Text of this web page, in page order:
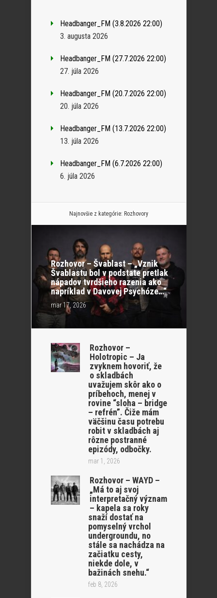
Headbanger_FM (3.8.2026 22:00)
3. augusta 2026
Headbanger_FM (27.7.2026 22:00)
27. júla 2026
Headbanger_FM (20.7.2026 22:00)
20. júla 2026
Headbanger_FM (13.7.2026 22:00)
13. júla 2026
Headbanger_FM (6.7.2026 22:00)
6. júla 2026
Najnovšie z kategórie: Rozhovory
Rozhovor – Švablast – „Vznik
Švablastu bol v podstate pretlak
nápadov tvrdšieho razenia ako
napríklad v Davovej Psychóze…“
mar 17, 2026
Rozhovor –
Holotropic – Ja
zvyknem hovoriť, že
o skladbách
uvažujem skôr ako o
príbehoch, menej v
rovine “sloha – bridge
– refrén”. Čiže mám
väčšinu času potrebu
robit v skladbách aj
rôzne postranné
epizódy, odbočky.
mar 1, 2026
Rozhovor – WAYD –
„Má to aj svoj
interpretačný význam
– kapela sa roky
snaží dostať na
pomyselný vrchol
undergroundu, no
stále sa nachádza na
začiatku cesty,
niekde dole, v
bažinách snehu.“
feb 8, 2026